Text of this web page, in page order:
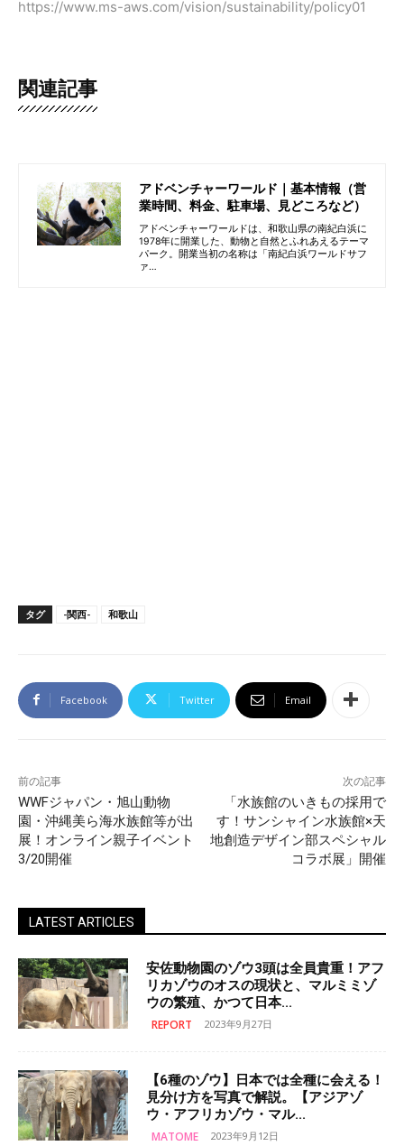
https://www.ms-aws.com/vision/sustainability/policy01
関連記事
アドベンチャーワールド｜基本情報（営
業時間、料金、駐車場、見どころなど）
アドベンチャーワールドは、和歌山県の南紀白浜に
1978年に開業した、動物と自然とふれあえるテーマ
パーク。開業当初の名称は「南紀白浜ワールドサフ
ァ…
タグ -関西- 和歌山
Facebook Twitter Email
前の記事
WWFジャパン・旭山動物
園・沖縄美ら海水族館等が出
展！オンライン親子イベント
3/20開催
次の記事
「水族館のいきもの採用で
す！サンシャイン水族館×天
地創造デザイン部スペシャル
コラボ展」開催
LATEST ARTICLES
安佐動物園のゾウ3頭は全員貴重！アフ
リカゾウのオスの現状と、マルミミゾ
ウの繁殖、かつて日本...
REPORT 2023年9月27日
【6種のゾウ】日本では全種に会える！
見分け方を写真で解説。【アジアゾ
ウ・アフリカゾウ・マル...
MATOME 2023年9月12日